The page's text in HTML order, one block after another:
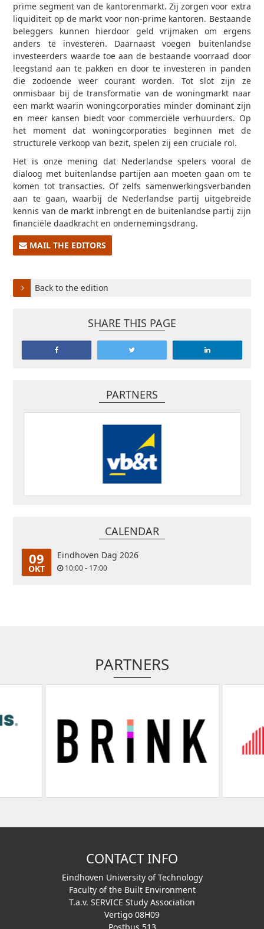
prime segment van de kantorenmarkt. Zij zorgen voor extra
liquiditeit op de markt voor non-prime kantoren. Bestaande
beleggers kunnen hierdoor geld vrijmaken om ergens
anders te investeren. Daarnaast voegen buitenlandse
investeerders waarde toe aan de bestaande voorraad door
leegstand aan te pakken en door te investeren in panden
die zodoende weer courant worden. Tot slot zijn ze
onmisbaar bij de transformatie van de woningmarkt naar
een markt waarin woningcorporaties minder dominant zijn
en meer kansen biedt voor commerciële verhuurders. Op
het moment dat woningcorporaties beginnen met de
structurele verkoop van bezit, spelen zij een cruciale rol.
Het is onze mening dat Nederlandse spelers vooral de
dialoog met buitenlandse partijen aan moeten gaan om te
komen tot transacties. Of zelfs samenwerkingsverbanden
aan te gaan, waarbij de Nederlandse partij uitgebreide
kennis van de markt inbrengt en de buitenlandse partij zijn
financiële daadkracht en ondernemingsdrang.
MAIL THE EDITORS
Back to the edition
SHARE THIS PAGE
PARTNERS
CALENDAR
09
OKT
Eindhoven Dag 2026
10:00 - 17:00
PARTNERS
CONTACT INFO
Eindhoven University of Technology
Faculty of the Built Environment
T.a.v. SERVICE Study Association
Vertigo 08H09